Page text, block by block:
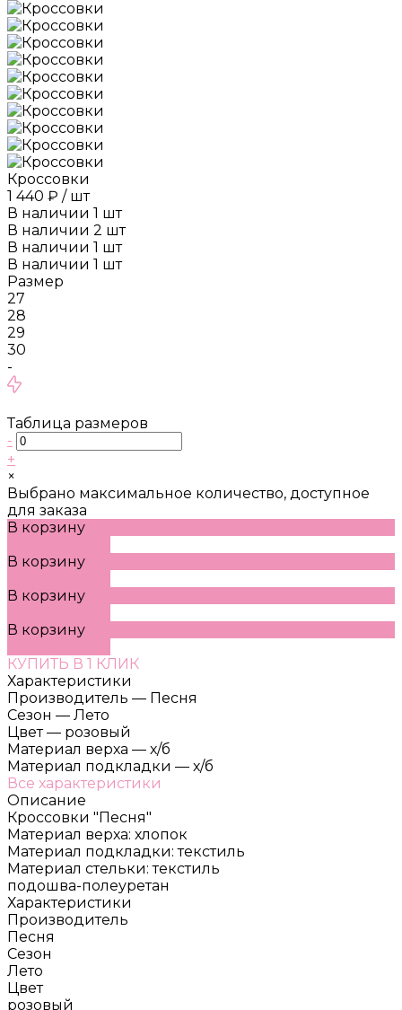
Кроссовки
1 440 ₽ / шт
В наличии 1 шт
В наличии 2 шт
В наличии 1 шт
В наличии 1 шт
Размер
27
28
29
30
-
Таблица размеров
-
+
×
Выбрано максимальное количество, доступное
для заказа
В корзину
В корзину
В корзину
В корзину
КУПИТЬ В 1 КЛИК
Характеристики
Производитель — Песня
Сезон — Лето
Цвет — розовый
Материал верха — х/б
Материал подкладки — х/б
Все характеристики
Описание
Кроссовки "Песня"
Материал верха: хлопок
Материал подкладки: текстиль
Материал стельки: текстиль
подошва-полеуретан
Характеристики
Производитель
Песня
Сезон
Лето
Цвет
розовый